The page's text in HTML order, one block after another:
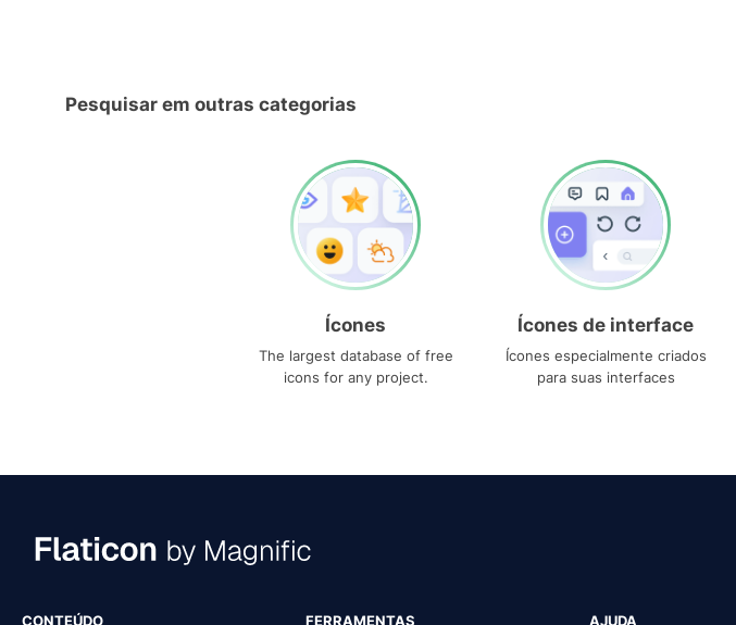
Pesquisar em outras categorias
Ícones
The largest database of free
icons for any project.
Ícones de interface
Ícones especialmente criados
para suas interfaces
CONTEÚDO FERRAMENTAS AJUDA